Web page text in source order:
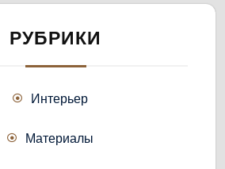
РУБРИКИ
Интерьер
Материалы